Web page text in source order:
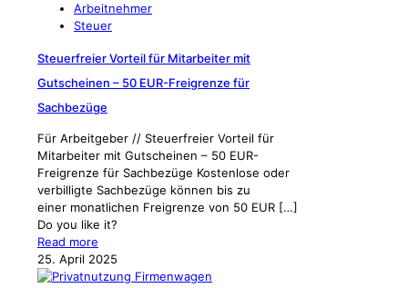
Arbeitnehmer
Steuer
Steuerfreier Vorteil für Mitarbeiter mit
Gutscheinen – 50 EUR-Freigrenze für
Sachbezüge
Für Arbeitgeber // Steuerfreier Vorteil für
Mitarbeiter mit Gutscheinen – 50 EUR-
Freigrenze für Sachbezüge Kostenlose oder
verbilligte Sachbezüge können bis zu
einer monatlichen Freigrenze von 50 EUR […]
Do you like it?
Read more
25. April 2025